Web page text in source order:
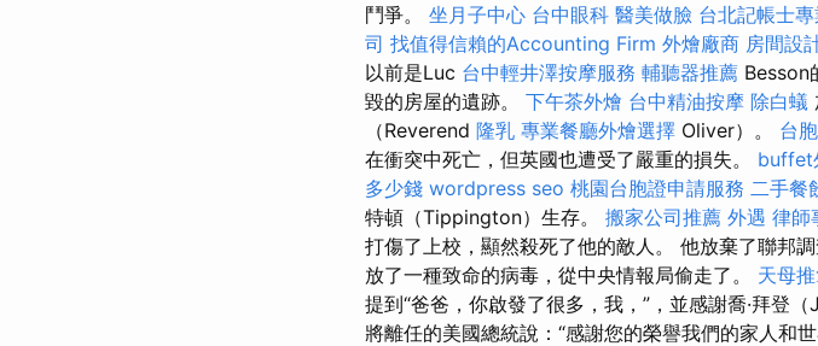
鬥爭。 坐月子中心 台中眼科 醫美做臉 台北記帳士
司 找值得信賴的Accounting Firm 外燴廠商 房間設
以前是Luc 台中輕井澤按摩服務 輔聽器推薦 Besson
毀的房屋的遺跡。 下午茶外燴 台中精油按摩 除白蟻
（Reverend 隆乳 專業餐廳外燴選擇 Oliver）。 台
在衝突中死亡，但英國也遭受了嚴重的損失。 buffet
多少錢 wordpress seo 桃園台胞證申請服務 二手餐
特頓（Tippington）生存。 搬家公司推薦 外遇 律師
打傷了上校，顯然殺死了他的敵人。 他放棄了聯邦
放了一種致命的病毒，從中央情報局偷走了。 天母
提到“爸爸，你啟發了很多，我，”，並感謝喬·拜登（
將離任的美國總統說：“感謝您的榮譽我們的家人和